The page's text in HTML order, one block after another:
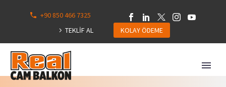
+90 850 466 7325
TEKLİF AL
KOLAY ÖDEME
113
Hepsini
Göster